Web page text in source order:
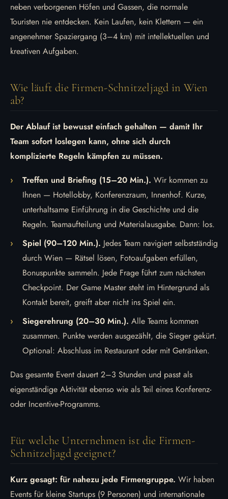
neben verborgenen Höfen und Gassen, die normale
Touristen nie entdecken. Kein Laufen, kein Klettern — ein
angenehmer Spaziergang (3–4 km) mit intellektuellen und
kreativen Aufgaben.
Wie läuft die Firmen-Schnitzeljagd in Wien
ab?
Der Ablauf ist bewusst einfach gehalten — damit Ihr
Team sofort loslegen kann, ohne sich durch
komplizierte Regeln kämpfen zu müssen.
Treffen und Briefing (15–20 Min.). Wir kommen zu
Ihnen — Hotellobby, Konferenzraum, Innenhof. Kurze,
unterhaltsame Einführung in die Geschichte und die
Regeln. Teamaufteilung und Materialausgabe. Dann: los.
Spiel (90–120 Min.). Jedes Team navigiert selbstständig
durch Wien — Rätsel lösen, Fotoaufgaben erfüllen,
Bonuspunkte sammeln. Jede Frage führt zum nächsten
Checkpoint. Der Game Master steht im Hintergrund als
Kontakt bereit, greift aber nicht ins Spiel ein.
Siegerehrung (20–30 Min.). Alle Teams kommen
zusammen. Punkte werden ausgezählt, die Sieger gekürt.
Optional: Abschluss im Restaurant oder mit Getränken.
Das gesamte Event dauert 2–3 Stunden und passt als
eigenständige Aktivität ebenso wie als Teil eines Konferenz-
oder Incentive-Programms.
Für welche Unternehmen ist die Firmen-
Schnitzeljagd geeignet?
Kurz gesagt: für nahezu jede Firmengruppe. Wir haben
Events für kleine Startups (9 Personen) und internationale